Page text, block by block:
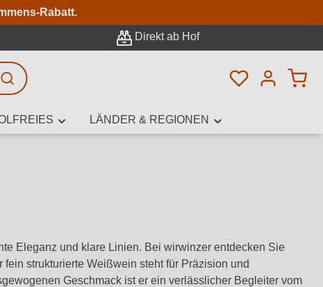
Rabatt.
Direkt ab Hof
Du hast 0
LÄNDER & REGIONEN
Eleganz und klare Linien. Bei wirwinzer entdecken Sie
strukturierte Weißwein steht für Präzision und
Geschmack ist er ein verlässlicher Begleiter vom
Erweiterte Suche